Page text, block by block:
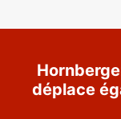
déplace